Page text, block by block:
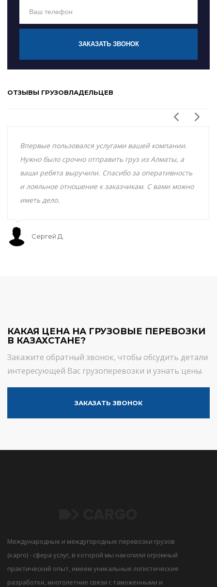
ЗАКАЗАТЬ ЗВОНОК
ОТЗЫВЫ ГРУЗОВЛАДЕЛЬЦЕВ
Впервые пользовался услугами вашей компании.
Нужно было срочно отправить груз из Алматы, а
ваши ребята выручили. Спасибо за оперативность
и лояльное отношение к заказчикам. С вами можно
иметь дело.
Сергей Д.
КАКАЯ ЦЕНА НА ГРУЗОВЫЕ ПЕРЕВОЗКИ
В КАЗАХСТАНЕ?
Закажите обратный звонок, чтобы обсудить детали
интересующей Вас грузоперевозки и узнать цены.
ЗАКАЗАТЬ ЗВОНОК
Международные и междугородные перевозки грузов
(карго) - сфера услуг, в которой мы накопили огромный
практический опыт, имеем уникальные логистические
разработки, многолетние связи с таможенными и